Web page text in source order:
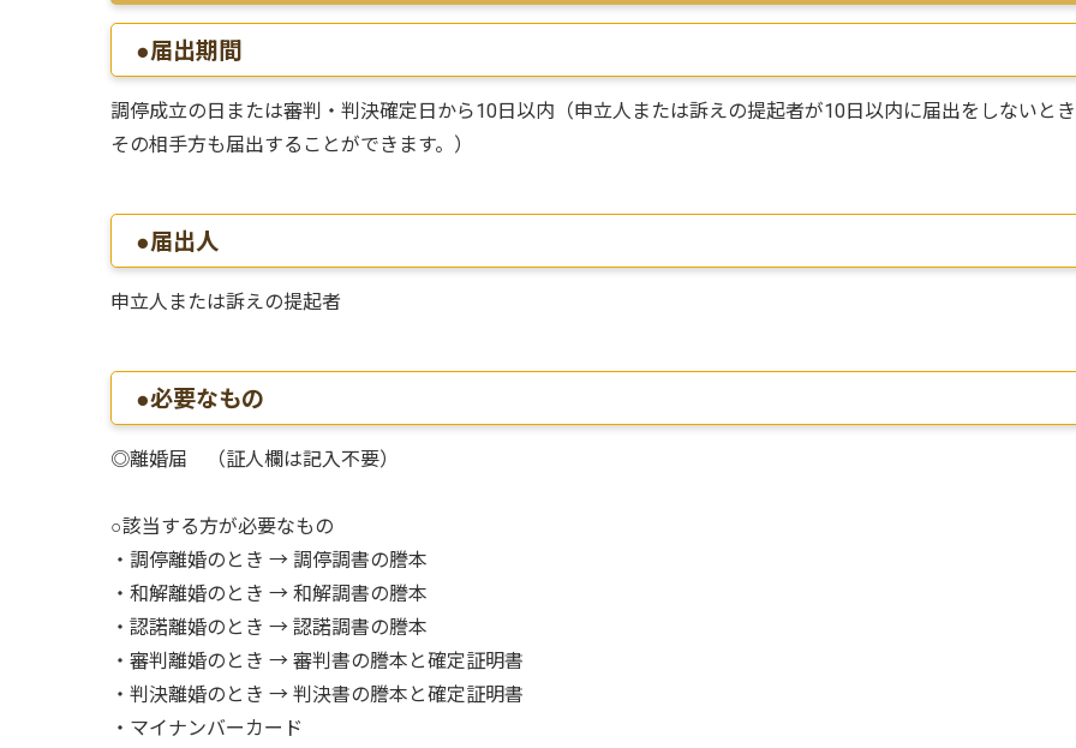
●届出期間
調停成立の日または審判・判決確定日から10日以内（申立人または訴えの提起者が10日以内に届出をしないと
その相手方も届出することができます。）
●届出人
申立人または訴えの提起者
●必要なもの
◎離婚届 （証人欄は記入不要）
○該当する方が必要なもの
・調停離婚のとき → 調停調書の謄本
・和解離婚のとき → 和解調書の謄本
・認諾離婚のとき → 認諾調書の謄本
・審判離婚のとき → 審判書の謄本と確定証明書
・判決離婚のとき → 判決書の謄本と確定証明書
・マイナンバーカード